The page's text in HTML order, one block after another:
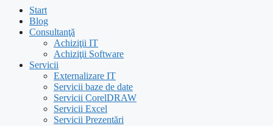
Start
Blog
Consultanţă
Achiziţii IT
Achiziţii Software
Servicii
Externalizare IT
Servicii baze de date
Servicii CorelDRAW
Servicii Excel
Servicii Prezentări